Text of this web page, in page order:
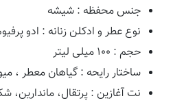
جنس محفظه : شیشه
نوع عطر و ادکلن زنانه : ادو
حجم : ۱۰۰ میلی لیتر
ساختار رایحه : گیاهان معطر ،
نت آغازین : پرتقال، ماندارین،